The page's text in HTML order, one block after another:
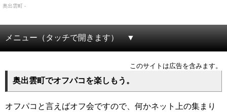
奥出雲町 -
メニュー（タッチで開きます）
このサイトは広告を含みます。
奥出雲町でオフパコを楽しもう。
オフパコと言えばオフ会ですので、何かネット上の集まり